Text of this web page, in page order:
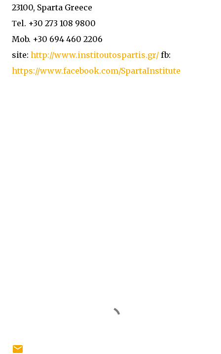
23100, Sparta Greece
Τel. +30 273 108 9800
Mob. +30 694 460 2206
site: http://www.institoutospartis.gr/ fb:
https://www.facebook.com/SpartaInstitute